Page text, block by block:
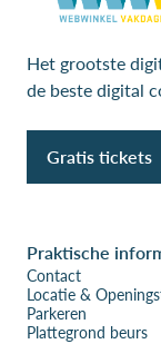
Het grootste
de beste digital
Gratis tickets
Praktische
Contact
Locatie &
Parkeren
Plattegrond beurs